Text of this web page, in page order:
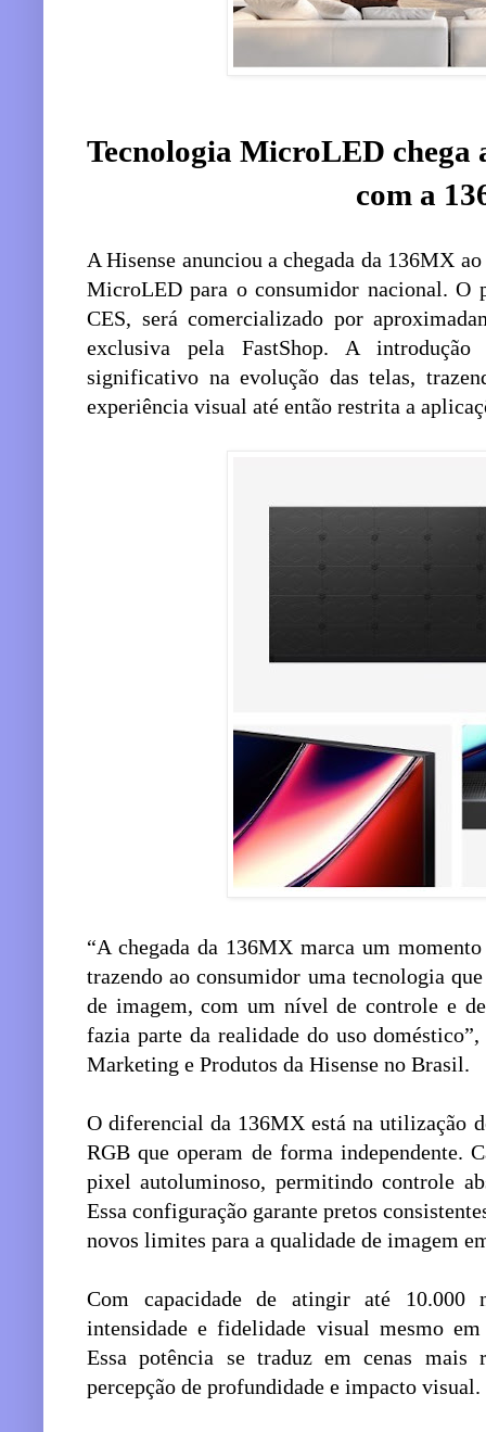
Tecnologia MicroLED chega
com a
A Hisense anunciou a chegada da 136MX
MicroLED para o consumidor nacional. O
CES, será comercializado por
exclusiva pela FastShop. A
significativo na evolução das telas,
experiência visual até então restrita a
“A chegada da 136MX marca um
trazendo ao consumidor uma tecnologia
de imagem, com um nível de controle e
fazia parte da realidade do uso
Marketing e Produtos da Hisense no Brasil.
O diferencial da 136MX está na utilização
RGB que operam de forma independente.
pixel autoluminoso, permitindo controle
Essa configuração garante pretos
novos limites para a qualidade de imagem
Com capacidade de atingir até
intensidade e fidelidade visual mesmo
Essa potência se traduz em cenas mais
percepção de profundidade e impacto visual.